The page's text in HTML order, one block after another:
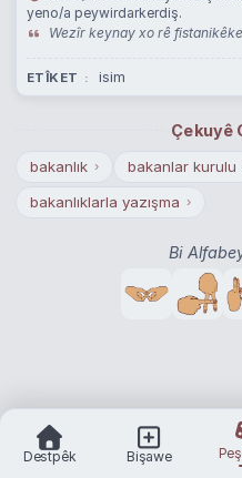
yeno/a peywirdarkerdiş.
Wezîr keynay xo rê
ETÎKET isim
Çekuyê
bakanlık › bakanlar kurulu
bakanlıklarla yazışma ›
Bi
Destpêk Bişawe